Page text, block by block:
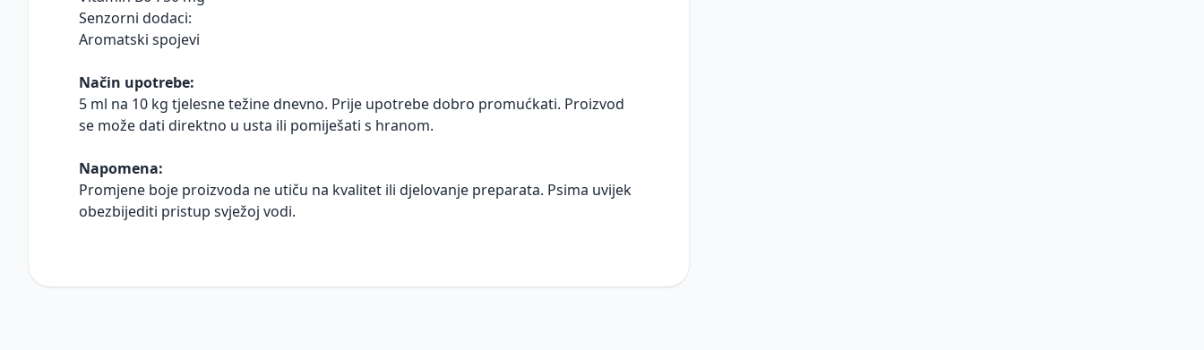
Senzorni dodaci:
Aromatski spojevi
Način upotrebe:
5 ml na 10 kg tjelesne težine dnevno. Prije upotrebe dobro promućkati. Proizvod
se može dati direktno u usta ili pomiješati s hranom.
Napomena:
Promjene boje proizvoda ne utiču na kvalitet ili djelovanje preparata. Psima uvijek
obezbijediti pristup svježoj vodi.